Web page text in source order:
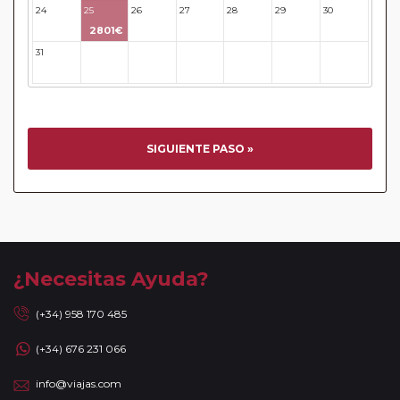
Circuitos con Crucero
para poder disfrutar por su cuenta en las ciudades más
acompañados de nuestros guías. En caso de circuitos con
documentación entregada.
Reservas a compartir:serán aceptadas reservas "A
Compartir" de viajeros individuales en todos nuestros
circuitos de la Serie Clásica y Premier existiendo un
o Madeira) así como paquetes por Oriente Medio, Asia y
África. Tampoco se aceptan reservas a compartir en las
noches adicionales a los circuitos. Se facturará el
ciudad de incorporación / salida de circuito, cuando las
indican en la ruta detallada. En caso de tomar un sector de
24 25
2801€
26 27 28 29 30
31
SIGUIENTE PASO »
¿Necesitas Ayuda?
(+34) 958 170 485
(+34) 676 231 066
info@viajas.com